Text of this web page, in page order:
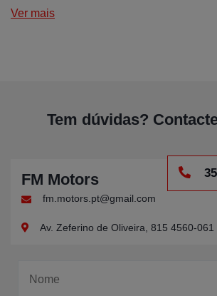
Ver mais
Tem dúvidas?
FM Motors
fm.motors.pt@gmail.com
Av. Zeferino de Oliveira, 815 4560-061